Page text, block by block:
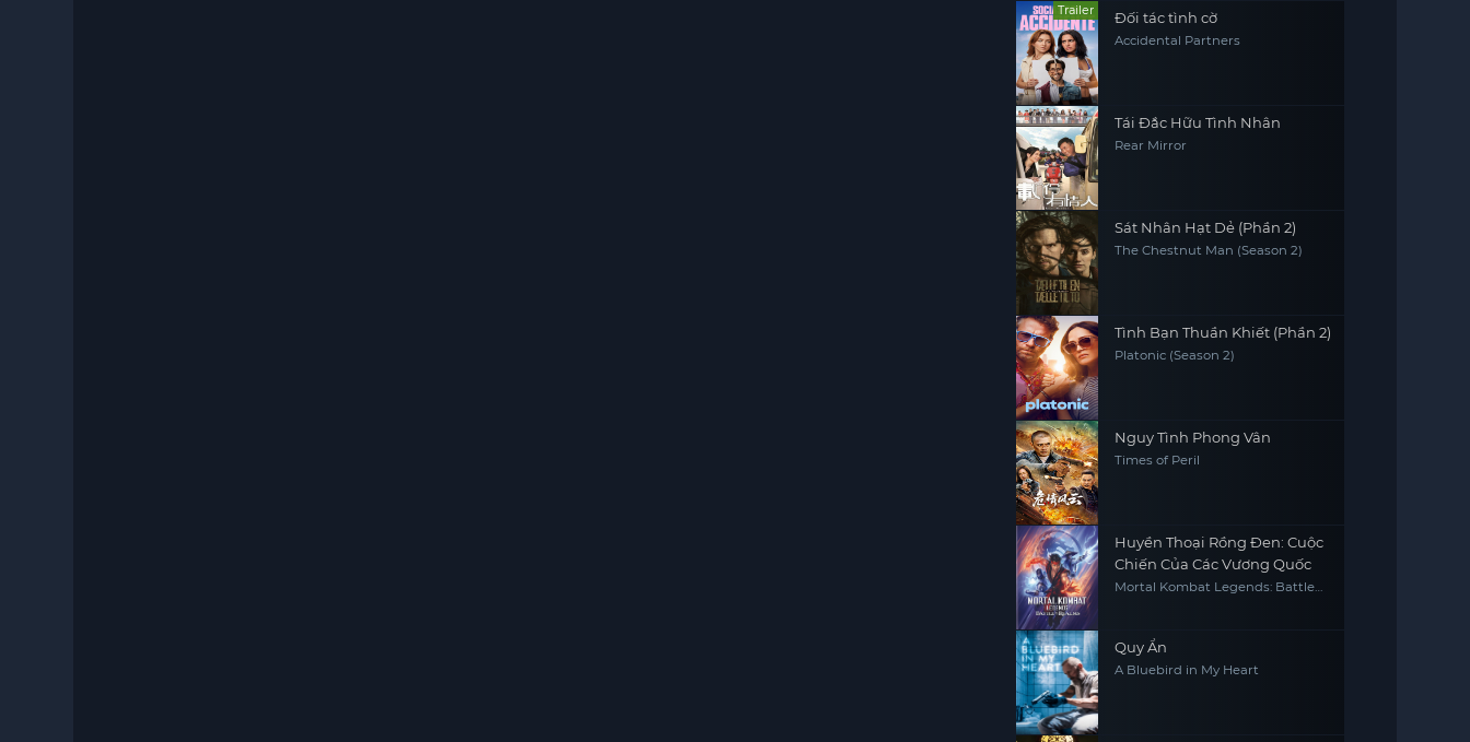
Trailer Đối tác tình cờ
Accidental Partners
Tái Đắc Hữu Tình Nhân
Rear Mirror
Sát Nhân Hạt Dẻ (Phần 2)
The Chestnut Man (Season 2)
Tình Bạn Thuần Khiết (Phần 2)
Platonic (Season 2)
Nguy Tình Phong Vân
Times of Peril
Huyền Thoại Rồng Đen: Cuộc
Chiến Của Các Vương Quốc
Mortal Kombat Legends: Battle
Quy Ẩn
A Bluebird in My Heart